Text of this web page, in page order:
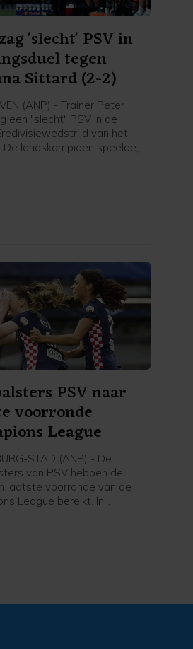
'slecht' PSV in
tegen
Sittard (2-2)
(ANP) - Trainer Peter
een "slecht" PSV in de
van het
De landskampioen speelde,
PSV naar
voorronde
League
STAD (ANP) - De
van PSV hebben de
laatste voorronde van de
League bereikt. In